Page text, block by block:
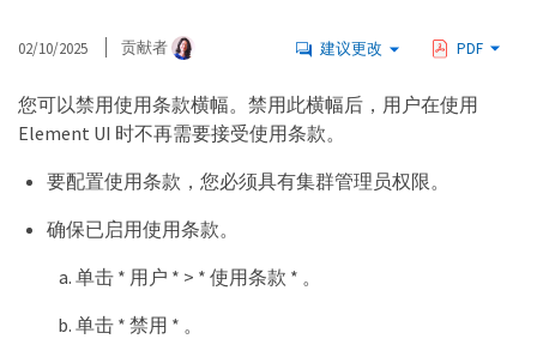
02/10/2025 贡献者 建议更改 PDF
您可以禁用使用条款横幅。禁用此横幅后，用户在使用
Element UI 时不再需要接受使用条款。
要配置使用条款，您必须具有集群管理员权限。
确保已启用使用条款。
单击 * 用户 * > * 使用条款 * 。
单击 * 禁用 * 。